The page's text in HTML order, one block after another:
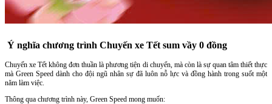
Ý nghĩa chương trình Chuyến xe Tết sum vầy 0 đồng
Chuyến xe Tết không đơn thuần là phương tiện di chuyển, mà còn là sự quan tâm thiết thực
mà Green Speed dành cho đội ngũ nhân sự đã luôn nỗ lực và đồng hành trong suốt một
năm làm việc.
Thông qua chương trình này, Green Speed mong muốn: